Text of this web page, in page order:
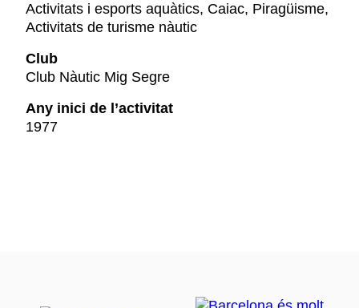
Activitats i esports aquàtics, Caiac, Piragüisme,
Activitats de turisme nàutic
Club
Club Nàutic Mig Segre
Any inici de l’activitat
1977